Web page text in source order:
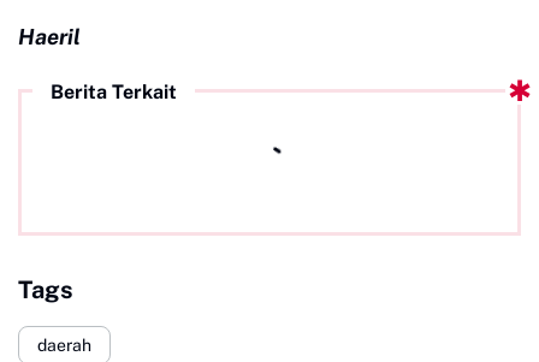
Haeril
Berita Terkait
Tags
daerah